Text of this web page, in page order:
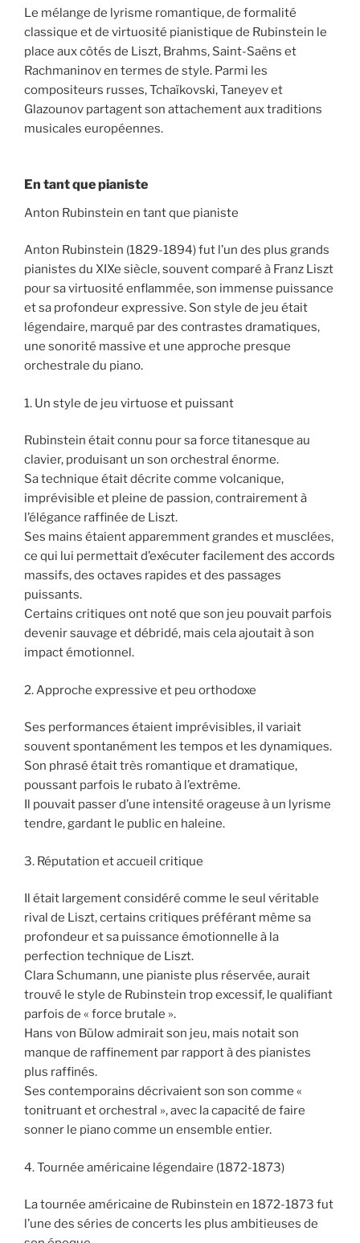
Le mélange de lyrisme romantique, de formalité
classique et de virtuosité pianistique de Rubinstein le
place aux côtés de Liszt, Brahms, Saint-Saëns et
Rachmaninov en termes de style. Parmi les
compositeurs russes, Tchaïkovski, Taneyev et
Glazounov partagent son attachement aux traditions
musicales européennes.
En tant que pianiste
Anton Rubinstein en tant que pianiste
Anton Rubinstein (1829-1894) fut l’un des plus grands
pianistes du XIXe siècle, souvent comparé à Franz Liszt
pour sa virtuosité enflammée, son immense puissance
et sa profondeur expressive. Son style de jeu était
légendaire, marqué par des contrastes dramatiques,
une sonorité massive et une approche presque
orchestrale du piano.
1. Un style de jeu virtuose et puissant
Rubinstein était connu pour sa force titanesque au
clavier, produisant un son orchestral énorme.
Sa technique était décrite comme volcanique,
imprévisible et pleine de passion, contrairement à
l’élégance raffinée de Liszt.
Ses mains étaient apparemment grandes et musclées,
ce qui lui permettait d’exécuter facilement des accords
massifs, des octaves rapides et des passages
puissants.
Certains critiques ont noté que son jeu pouvait parfois
devenir sauvage et débridé, mais cela ajoutait à son
impact émotionnel.
2. Approche expressive et peu orthodoxe
Ses performances étaient imprévisibles, il variait
souvent spontanément les tempos et les dynamiques.
Son phrasé était très romantique et dramatique,
poussant parfois le rubato à l’extrême.
Il pouvait passer d’une intensité orageuse à un lyrisme
tendre, gardant le public en haleine.
3. Réputation et accueil critique
Il était largement considéré comme le seul véritable
rival de Liszt, certains critiques préférant même sa
profondeur et sa puissance émotionnelle à la
perfection technique de Liszt.
Clara Schumann, une pianiste plus réservée, aurait
trouvé le style de Rubinstein trop excessif, le qualifiant
parfois de « force brutale ».
Hans von Bülow admirait son jeu, mais notait son
manque de raffinement par rapport à des pianistes
plus raffinés.
Ses contemporains décrivaient son son comme «
tonitruant et orchestral », avec la capacité de faire
sonner le piano comme un ensemble entier.
4. Tournée américaine légendaire (1872-1873)
La tournée américaine de Rubinstein en 1872-1873 fut
l’une des séries de concerts les plus ambitieuses de